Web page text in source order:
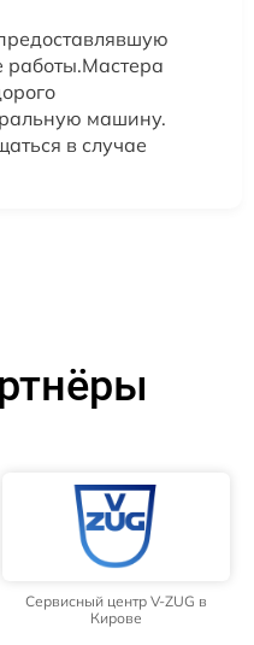
работы.Мастера
машину.
в случае
Сервисный центр V-ZUG в
Кирове